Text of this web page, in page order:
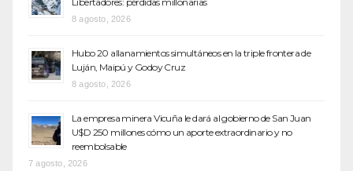
8 agosto, 2026
Hubo 20 allanamientos simultáneos en la triple frontera de
Luján, Maipú y Godoy Cruz
8 agosto, 2026
La empresa minera Vicuña le dará al gobierno de San Juan
U$D 250 millones cómo un aporte extraordinario y no
reembolsable
7 agosto, 2026